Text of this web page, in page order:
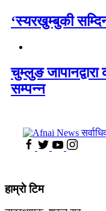
‘स्यरखुम्बुकी
चुम्लुङ
सम्पन्न
हाम्राे टिम